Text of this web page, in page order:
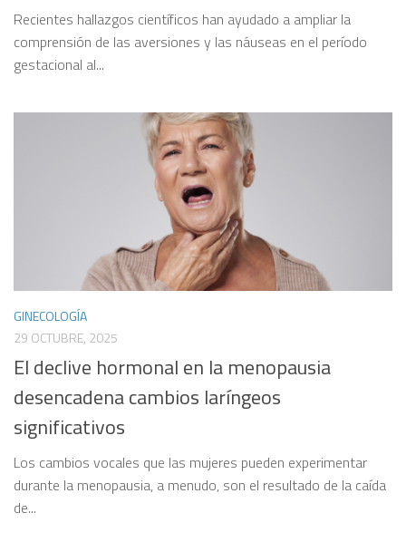
Recientes hallazgos científicos han ayudado a ampliar la
comprensión de las aversiones y las náuseas en el período
gestacional al...
GINECOLOGÍA
29 OCTUBRE, 2025
El declive hormonal en la menopausia
desencadena cambios laríngeos
significativos
Los cambios vocales que las mujeres pueden experimentar
durante la menopausia, a menudo, son el resultado de la caída
de...